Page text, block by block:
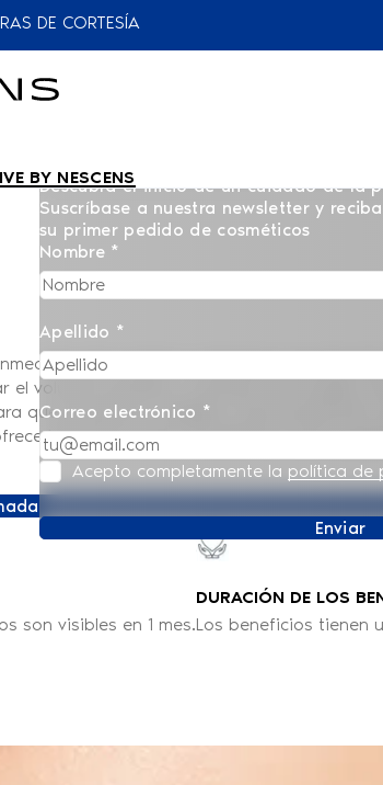
DE CORTESÍA
BY NESCENS
del volumen y estimular la
volumen perdido y suavizar las arrugas.
que produzcan colágeno. Esta producción
beneficios tanto inmediatos como
son visibles en 1 mes.
DURACIÓN DE LOS
Los beneficios tienen
Descubra el inicio de un cuidado de la
Suscríbase a nuestra newsletter y
su primer pedido de cosméticos
Nombre *
Apellido *
Correo electrónico *
Acepto completamente la política de
Enviar